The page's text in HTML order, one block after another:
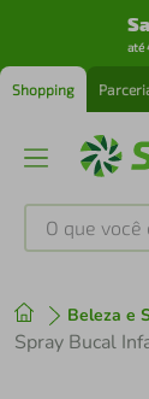
até
Shopping
O que você
Beleza e
1 º tenis